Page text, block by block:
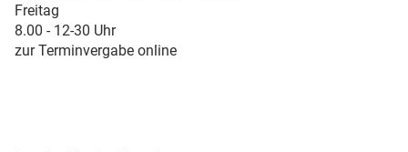
Freitag
8.00 - 12-30 Uhr
zur Terminvergabe online